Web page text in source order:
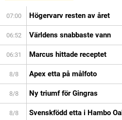
07:00 Högervarv resten av året
06:52 Världens snabbaste vann
06:31 Marcus hittade receptet
8/8 Apex etta på målfoto
8/8 Ny triumf för Gingras
8/8 Svenskfödd etta i Hambo